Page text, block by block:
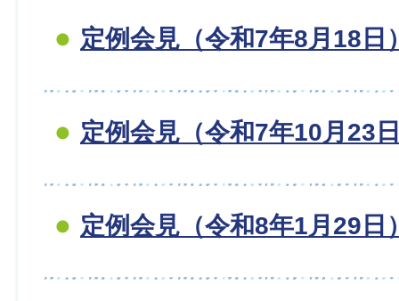
定例会見（令和7年8月18日
定例会見（令和7年10月23
定例会見（令和8年1月29日